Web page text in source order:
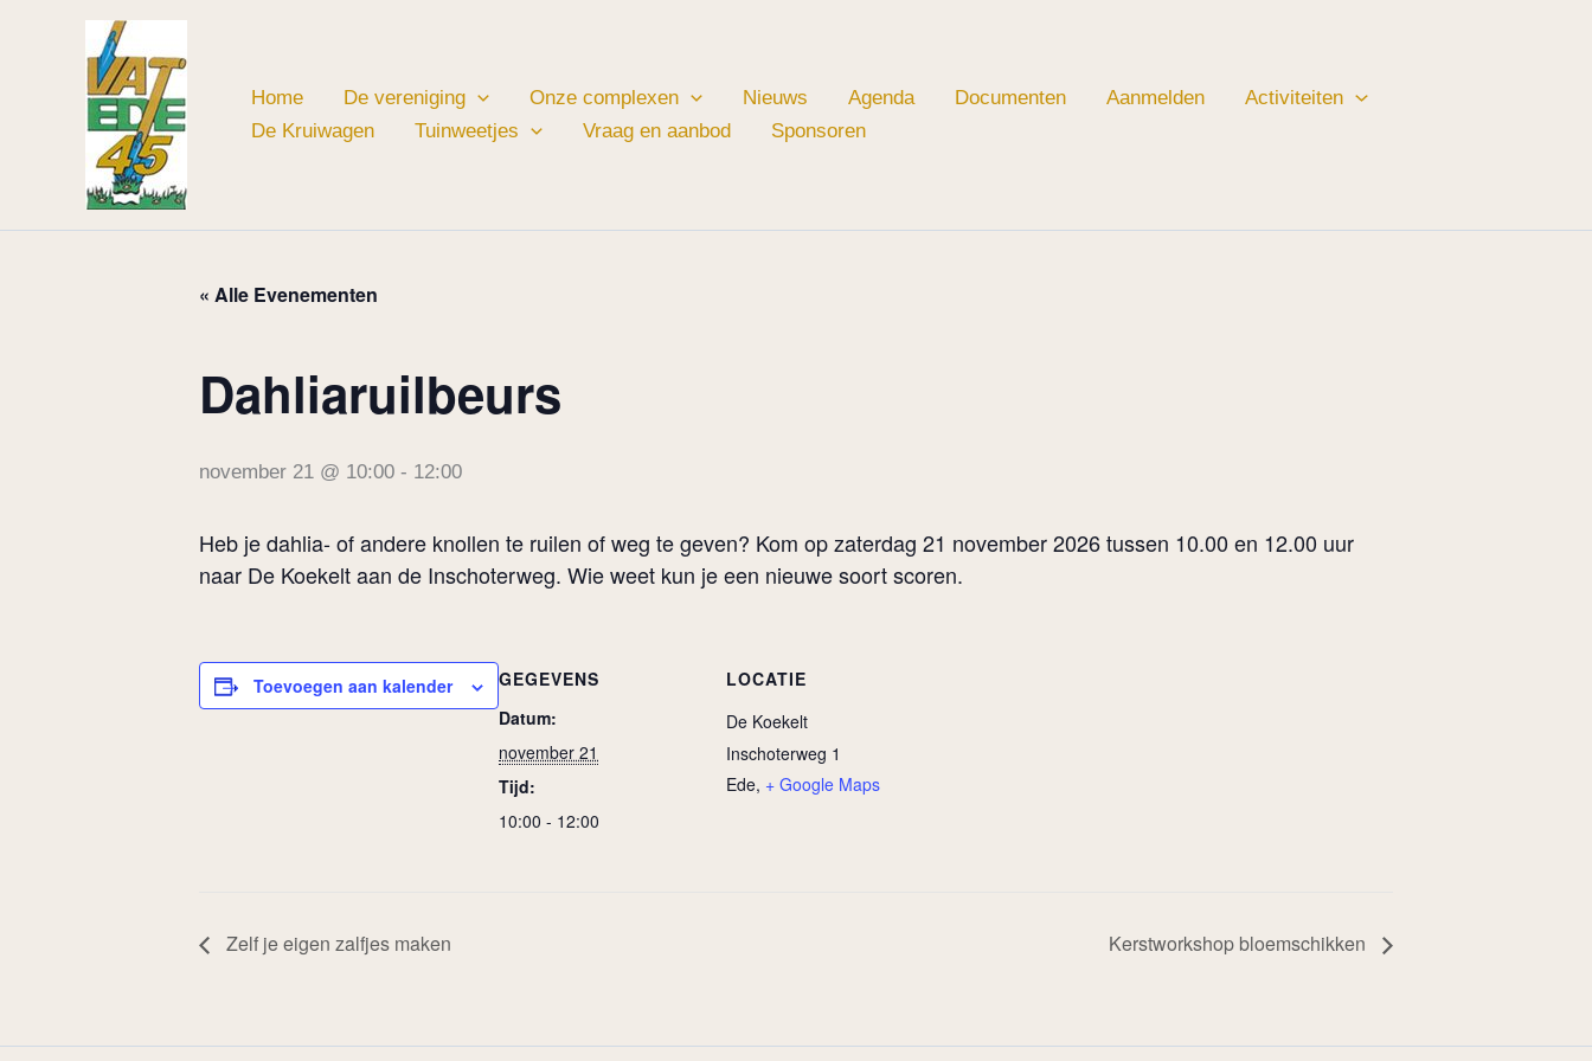
Home De vereniging Onze complexen Nieuws Agenda Documenten Aanmelden
Activiteiten
De Kruiwagen
Tuinweetjes Vraag en aanbod Sponsoren
« Alle Evenementen
Dahliaruilbeurs
november 21 @ 10:00 - 12:00
Heb je dahlia- of andere knollen te ruilen of weg te geven? Kom op zaterdag 21 november 2026 tussen 10.00 en 12.00 uur
naar De Koekelt aan de Inschoterweg. Wie weet kun je een nieuwe soort scoren.
Toevoegen aan kalender
GEGEVENS
Datum:
november 21
Tijd:
10:00 - 12:00
LOCATIE
De Koekelt
Inschoterweg 1
Ede, + Google Maps
Zelf je eigen zalfjes maken Kerstworkshop bloemschikken